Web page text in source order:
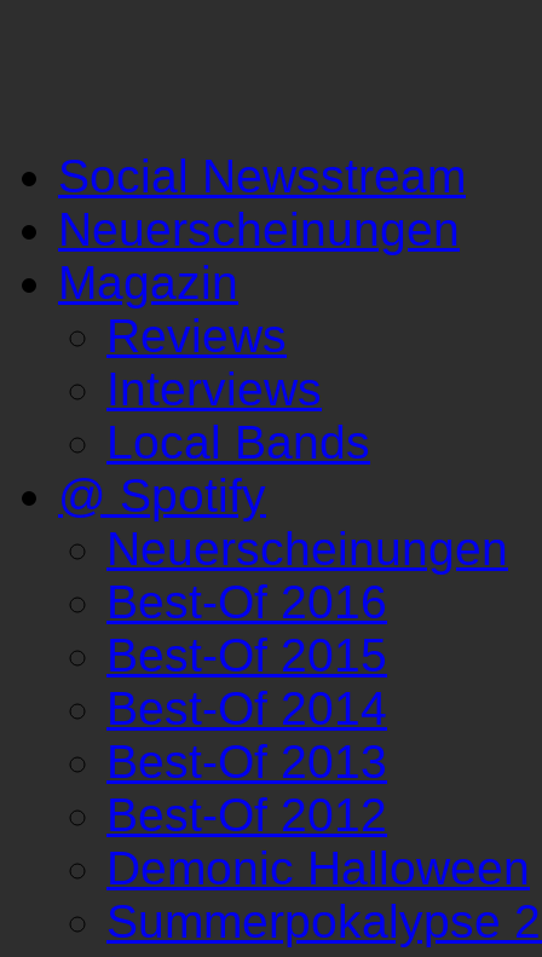
Social Newsstream
Neuerscheinungen
Magazin
Reviews
Interviews
Local Bands
@ Spotify
Neuerscheinungen
Best-Of 2016
Best-Of 2015
Best-Of 2014
Best-Of 2013
Best-Of 2012
Demonic Halloween
Summerpokalypse